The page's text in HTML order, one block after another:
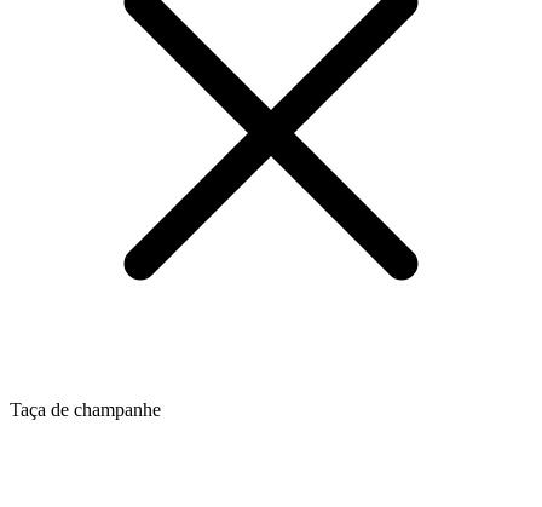
Taça de champanhe